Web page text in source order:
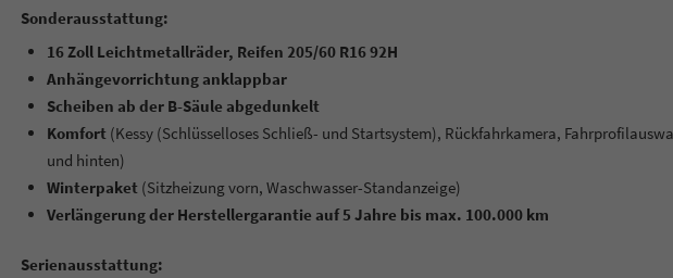
Sonderausstattung:
16 Zoll Leichtmetallräder, Reifen 205/60 R16 92H
Anhängevorrichtung anklappbar
Scheiben ab der B-Säule abgedunkelt
Komfort (Kessy (Schlüsselloses Schließ- und Startsystem), Rückfahrkamera,
und hinten)
Winterpaket (Sitzheizung vorn, Waschwasser-Standanzeige)
Verlängerung der Herstellergarantie auf 5 Jahre bis max. 100.000 km
Serienausstattung: